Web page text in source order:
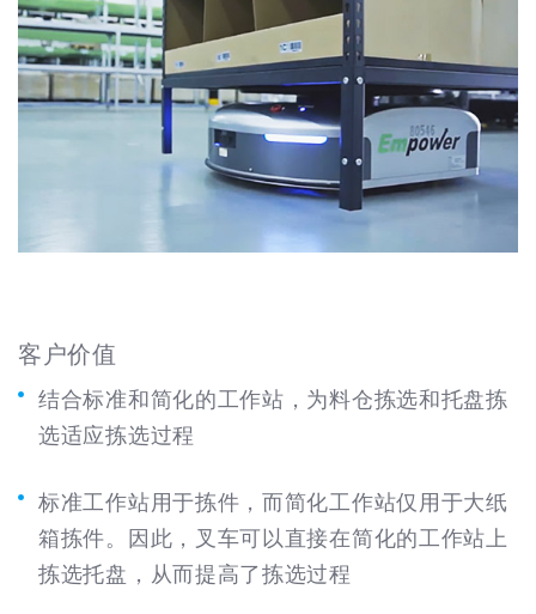
客户价值
结合标准和简化的工作站，为料仓拣选和托盘拣
选适应拣选过程
标准工作站用于拣件，而简化工作站仅用于大纸
箱拣件。因此，叉车可以直接在简化的工作站上
拣选托盘，从而提高了拣选过程